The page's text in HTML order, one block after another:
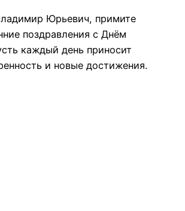
Юрьевич, примите
поздравления с Днём
каждый день приносит
и новые достижения.